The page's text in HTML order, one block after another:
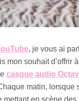
, je vous ai
mon souhait d’offrir
casque audio
matin, lorsque
en scène